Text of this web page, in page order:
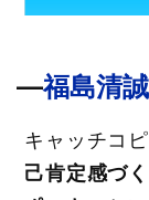
―福島清
キャッチコ
己肯定感づ